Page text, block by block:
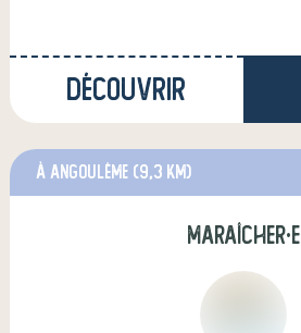
Découvrir
à Angoulême (9,3 km)
maraîcher·e